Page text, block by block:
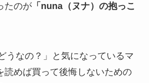
たのが「nuna（ヌナ）の抱っこ
うなの？」と気になっているマ
読めば買って後悔しないための